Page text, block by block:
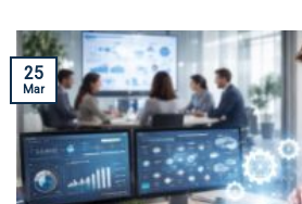
25
Mar